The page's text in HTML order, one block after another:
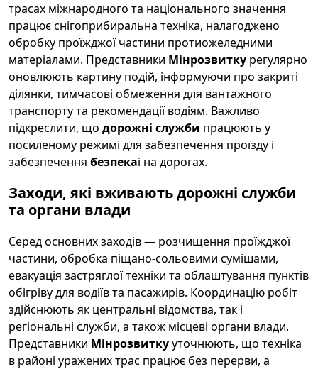
трасах міжнародного та національного значення
працює снігоприбиральна техніка, налагоджено
обробку проїжджої частини протиожеледними
матеріалами. Представники Мінрозвитку регулярно
оновлюють картину подій, інформуючи про закриті
ділянки, тимчасові обмеження для вантажного
транспорту та рекомендації водіям. Важливо
підкреслити, що дорожні служби працюють у
посиленому режимі для забезпечення проїзду і
забезпечення безпекаі на дорогах.
Заходи, які вживають дорожні служби
та органи влади
Серед основних заходів — розчищення проїжджої
частини, обробка піщано-сольовими сумішами,
евакуація застряглої техніки та облаштування пунктів
обігріву для водіїв та пасажирів. Координацію робіт
здійснюють як центральні відомства, так і
регіональні служби, а також місцеві органи влади.
Представники Мінрозвиткууточнюють, що техніка
в районі уражених трас працює без перерви, а